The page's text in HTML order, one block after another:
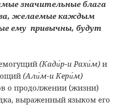
значительные блага
желаемые каждым
ему привычны, будут
(Кади́р-и Рахи́м) и
(Али́м-и Кери́м)
о продолжении (жизни)
выраженный языком его